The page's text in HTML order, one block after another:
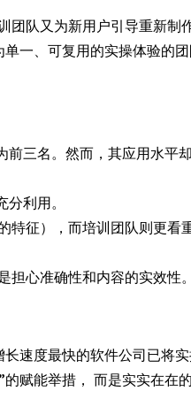
团队又为新用户引导重新制
一、可复用的实操体验的
前三名。然而，其应用水平
利用。
特征），而培训团队则更看
心准确性和内容的实效性。
速度最快的软件公司已将
赋能举措， 而是实实在在